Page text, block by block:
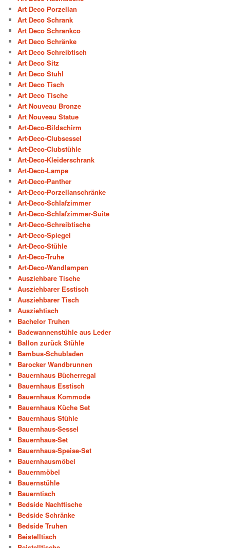
Art Deco Porzellan
Art Deco Schrank
Art Deco Schrankco
Art Deco Schränke
Art Deco Schreibtisch
Art Deco Sitz
Art Deco Stuhl
Art Deco Tisch
Art Deco Tische
Art Nouveau Bronze
Art Nouveau Statue
Art-Deco-Bildschirm
Art-Deco-Clubsessel
Art-Deco-Clubstühle
Art-Deco-Kleiderschrank
Art-Deco-Lampe
Art-Deco-Panther
Art-Deco-Porzellanschränke
Art-Deco-Schlafzimmer
Art-Deco-Schlafzimmer-Suite
Art-Deco-Schreibtische
Art-Deco-Spiegel
Art-Deco-Stühle
Art-Deco-Truhe
Art-Deco-Wandlampen
Ausziehbare Tische
Ausziehbarer Esstisch
Ausziehbarer Tisch
Ausziehtisch
Bachelor Truhen
Badewannenstühle aus Leder
Ballon zurück Stühle
Bambus-Schubladen
Barocker Wandbrunnen
Bauernhaus Bücherregal
Bauernhaus Esstisch
Bauernhaus Kommode
Bauernhaus Küche Set
Bauernhaus Stühle
Bauernhaus-Sessel
Bauernhaus-Set
Bauernhaus-Speise-Set
Bauernhausmöbel
Bauernmöbel
Bauernstühle
Bauerntisch
Bedside Nachttische
Bedside Schränke
Bedside Truhen
Beistelltisch